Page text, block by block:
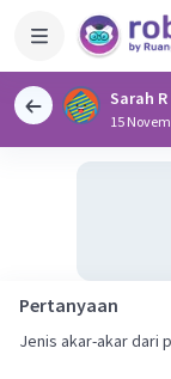
Sarah R
15
Pertanyaan
Jenis akar-akar dari